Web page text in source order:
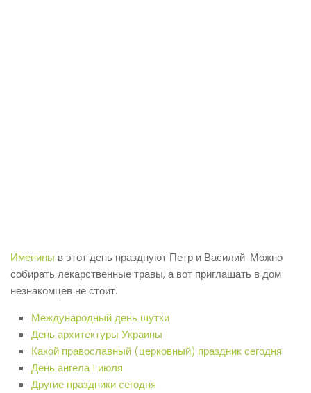
Именины в этот день празднуют Петр и Василий. Можно
собирать лекарственные травы, а вот приглашать в дом
незнакомцев не стоит.
Международный день шутки
День архитектуры Украины
Какой православный (церковный) праздник сегодня
День ангела 1 июля
Другие праздники сегодня